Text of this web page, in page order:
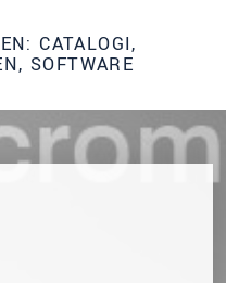
CATALOGI,
SOFTWARE